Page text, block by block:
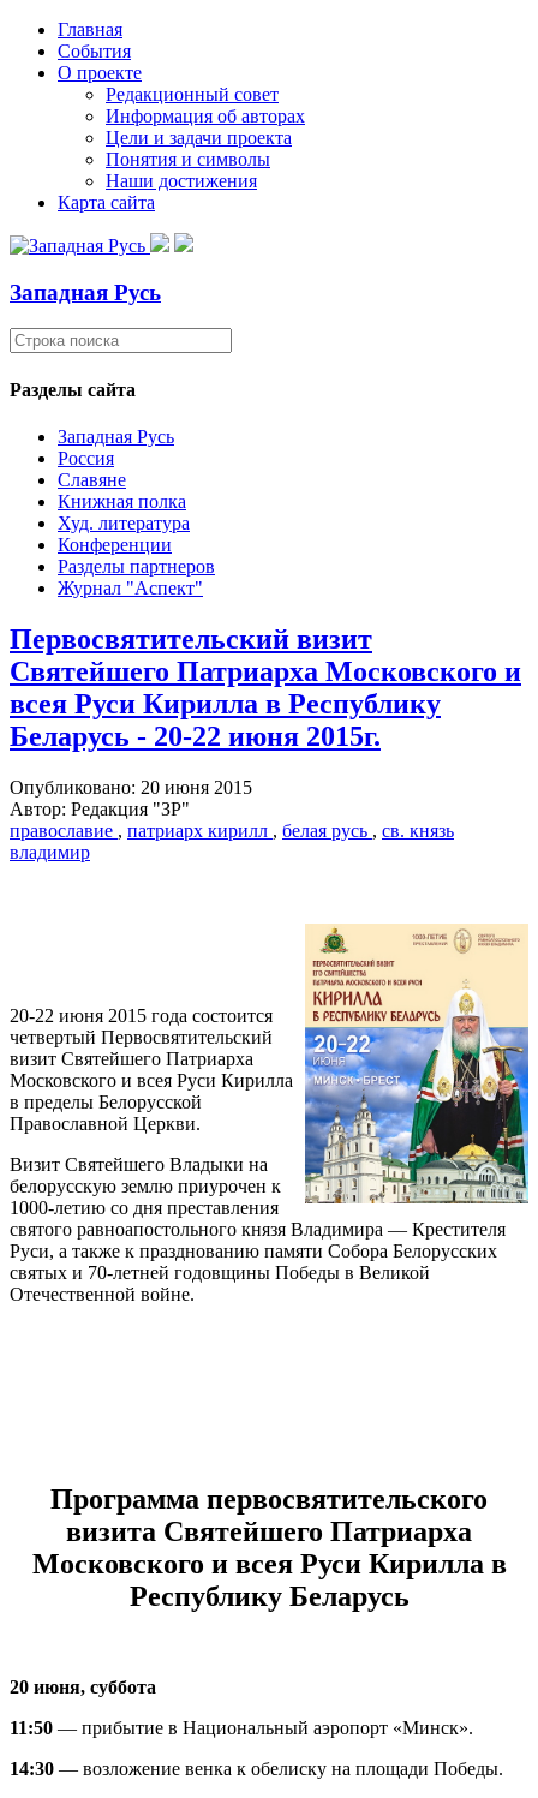
Главная
События
О проекте
Редакционный совет
Информация об авторах
Цели и задачи проекта
Понятия и символы
Наши достижения
Карта сайта
Западная Русь
Разделы сайта
Западная Русь
Россия
Славяне
Книжная полка
Худ. литература
Конференции
Разделы партнеров
Журнал "Аспект"
Первосвятительский визит
Святейшего Патриарха Московского и
всея Руси Кирилла в Республику
Беларусь - 20-22 июня 2015г.
Опубликовано: 20 июня 2015
Автор: Редакция "ЗР"
православие , патриарх кирилл , белая русь , св. князь
владимир
20-22 июня 2015 года состоится
четвертый Первосвятительский
визит Святейшего Патриарха
Московского и всея Руси Кирилла
в пределы Белорусской
Православной Церкви.
Визит Святейшего Владыки на
белорусскую землю приурочен к
1000-летию со дня преставления
святого равноапостольного князя Владимира — Крестителя
Руси, а также к празднованию памяти Собора Белорусских
святых и 70-летней годовщины Победы в Великой
Отечественной войне.
Программа первосвятительского
визита Святейшего Патриарха
Московского и всея Руси Кирилла в
Республику Беларусь
20 июня, суббота
11:50 — прибытие в Национальный аэропорт «Минск».
14:30 — возложение венка к обелиску на площади Победы.